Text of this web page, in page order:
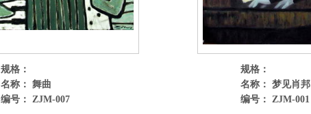
规格：
名称： 舞曲
编号： ZJM-007
规格：
名称： 梦见肖邦
编号： ZJM-001